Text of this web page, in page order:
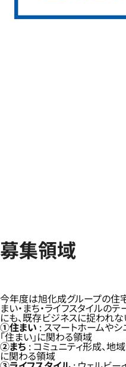
募集領域
今年度は旭化成グループの住
まい・まち・ライフスタイルの
にも、既存ビジネスに捉われ
①住まい: スマートホームや
「住まい」に関わる領域
②まち : コミュニティ形成、地
に関わる領域